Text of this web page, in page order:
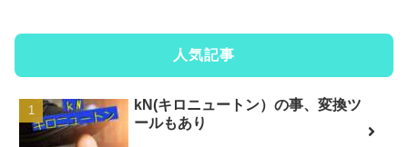
人気記事
kN(キロニュートン）の事、変換ツ
ールもあり